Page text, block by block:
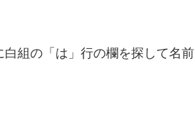
白組の「は」行の欄を探して名前